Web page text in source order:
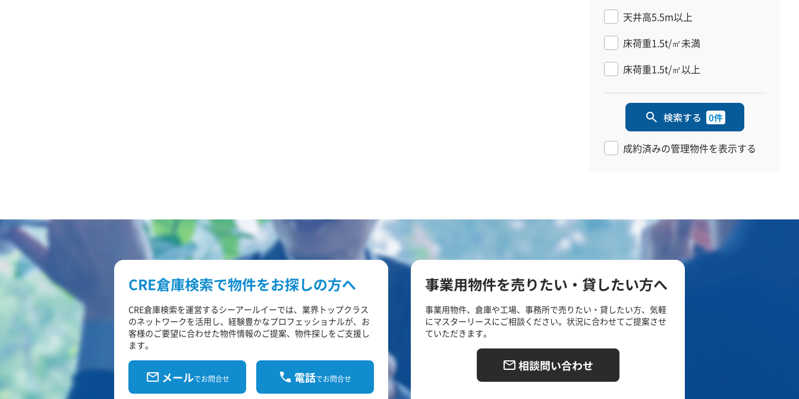
天井高5.5m以上
床荷重1.5t/㎡未満
床荷重1.5t/㎡以上
検索する 0件
成約済みの管理物件を表示する
CRE倉庫検索で物件をお探しの方へ
CRE倉庫検索を運営するシーアールイーでは、業界トップクラス
のネットワークを活用し、経験豊かなプロフェッショナルが、お
客様のご要望に合わせた物件情報のご提案、物件探しをご支援し
ます。
メールでお問合せ 電話でお問合せ
事業用物件を売りたい・貸したい方へ
事業用物件、倉庫や工場、事務所で売りたい・貸したい方、気軽
にマスターリースにご相談ください。状況に合わせてご提案させ
ていただきます。
相談問い合わせ